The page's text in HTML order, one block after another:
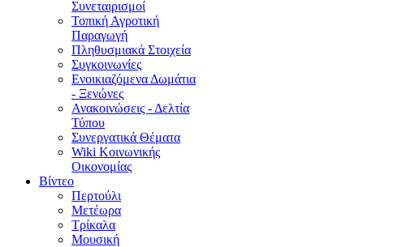
Συνεταιρισμοί
Τοπική Αγροτική
Παραγωγή
Πληθυσμιακά Στοιχεία
Συγκοινωνίες
Ενοικιαζόμενα Δωμάτια
- Ξενώνες
Ανακοινώσεις - Δελτία
Τύπου
Συνεργατικά Θέματα
Wiki Κοινωνικής
Οικονομίας
Βίντεο
Περτούλι
Μετέωρα
Τρίκαλα
Μουσική